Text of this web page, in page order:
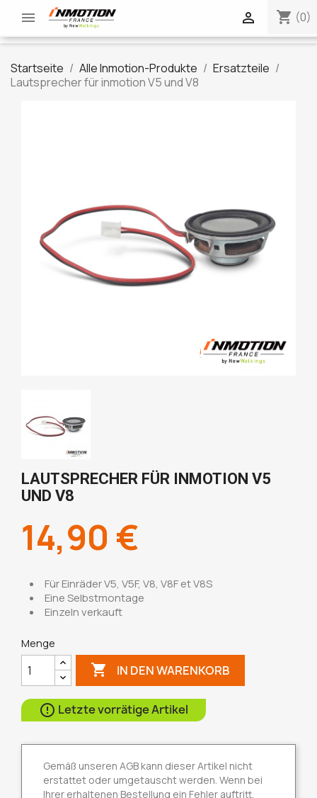
 shopping_cart (0)

Startseite Alle Inmotion-Produkte
Ersatzteile
Lautsprecher für inmotion V5 und V8
LAUTSPRECHER FÜR INMOTION V5
UND V8
14,90 €
Für Einräder V5, V5F, V8, V8F et V8S
Eine Selbstmontage
Einzeln verkauft
Menge
 IN DEN WARENKORB
 Letzte vorrätige Artikel
Gemäß unseren AGB kann dieser Artikel nicht
erstattet oder umgetauscht werden. Wenn bei
Ihrer erhaltenen Bestellung ein Fehler auftritt,